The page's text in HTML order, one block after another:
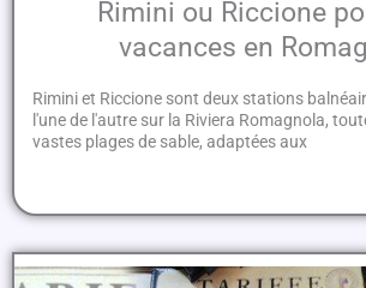
Rimini ou Riccione
vacances en
Rimini et Riccione sont deux stations
l'une de l'autre sur la Riviera Romagnola,
vastes plages de sable, adaptées aux